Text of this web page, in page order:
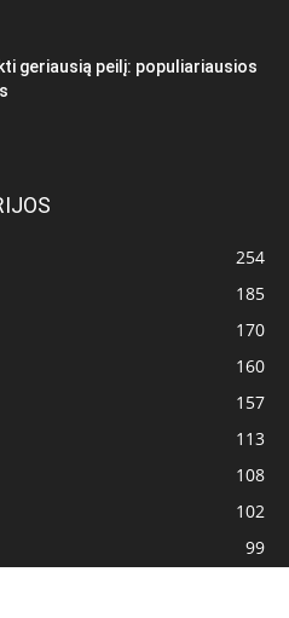
geriausią peilį: populiariausios
254
185
170
160
157
113
108
102
99